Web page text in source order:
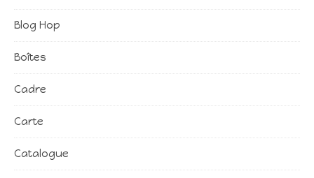
Blog Hop
Boîtes
Cadre
Carte
Catalogue